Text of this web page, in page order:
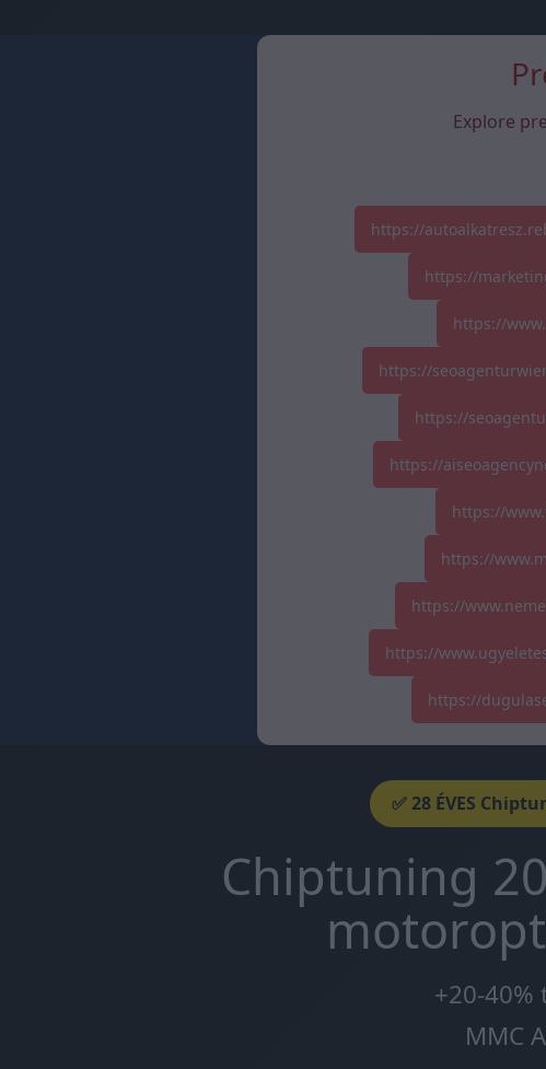
Explore
https://
https://
https://
https://
https://
https://
https://
https://
https://
https://
https://
✅ 28 ÉVES
Chiptuning
+20-
MMC